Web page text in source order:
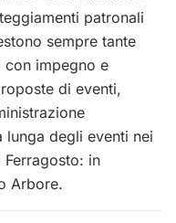
patronali
sempre tante
con impegno e
di eventi,
lunga degli eventi nei
in
Arbore.